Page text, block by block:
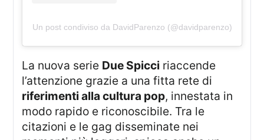
Un post condiviso da DavidParenzo (@davidparenzo)
La nuova serie Due Spicci riaccende
l’attenzione grazie a una fitta rete di
riferimenti alla cultura pop, innestata in
modo rapido e riconoscibile. Tra le
citazioni e le gag disseminate nei